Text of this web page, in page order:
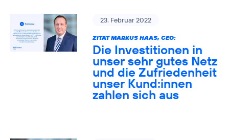
23. Februar 2022
ZITAT MARKUS HAAS, CEO:
Die Investitionen in
unser sehr gutes Netz
und die Zufriedenheit
unser Kund:innen
zahlen sich aus